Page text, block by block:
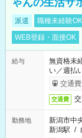
ゃんの生活サ
派遣 職種未経験OK
WEB登録・面接OK
給与
無資格未
い／週払
完了次第
交通
交通費
勤務地
新潟市中
新潟駅 /